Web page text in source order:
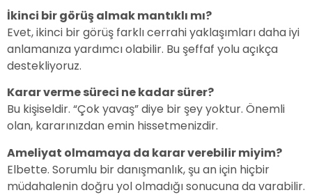
İkinci bir görüş almak mantıklı mı?
Evet, ikinci bir görüş farklı cerrahi yaklaşımları daha iyi
anlamanıza yardımcı olabilir. Bu şeffaf yolu açıkça
destekliyoruz.
Karar verme süreci ne kadar sürer?
Bu kişiseldir. “Çok yavaş” diye bir şey yoktur. Önemli
olan, kararınızdan emin hissetmenizdir.
Ameliyat olmamaya da karar verebilir miyim?
Elbette. Sorumlu bir danışmanlık, şu an için hiçbir
müdahalenin doğru yol olmadığı sonucuna da varabilir.